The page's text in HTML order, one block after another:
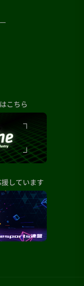
こちら
しています